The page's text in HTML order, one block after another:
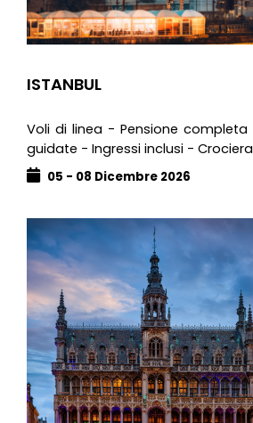
ISTANBUL
Voli di linea - Pensione
guidate - Ingressi inclusi -
05 - 08 Dicembre 2026